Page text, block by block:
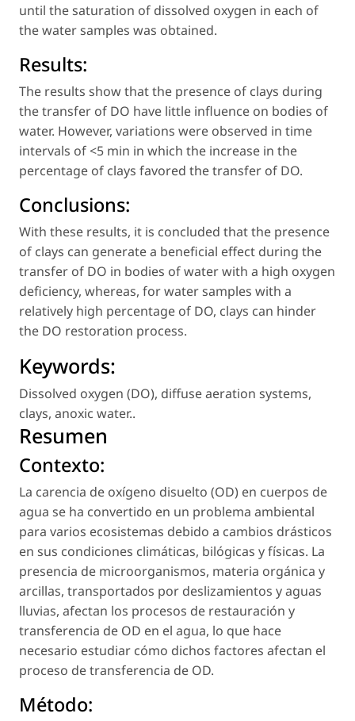
until the saturation of dissolved oxygen in each of
the water samples was obtained.
Results:
The results show that the presence of clays during
the transfer of DO have little influence on bodies of
water. However, variations were observed in time
intervals of <5 min in which the increase in the
percentage of clays favored the transfer of DO.
Conclusions:
With these results, it is concluded that the presence
of clays can generate a beneficial effect during the
transfer of DO in bodies of water with a high oxygen
deficiency, whereas, for water samples with a
relatively high percentage of DO, clays can hinder
the DO restoration process.
Keywords:
Dissolved oxygen (DO), diffuse aeration systems,
clays, anoxic water..
Resumen
Contexto:
La carencia de oxígeno disuelto (OD) en cuerpos de
agua se ha convertido en un problema ambiental
para varios ecosistemas debido a cambios drásticos
en sus condiciones climáticas, bilógicas y físicas. La
presencia de microorganismos, materia orgánica y
arcillas, transportados por deslizamientos y aguas
lluvias, afectan los procesos de restauración y
transferencia de OD en el agua, lo que hace
necesario estudiar cómo dichos factores afectan el
proceso de transferencia de OD.
Método: